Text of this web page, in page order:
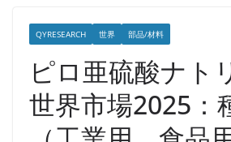
QYRESEARCH 世界 部品/材料
ピロ亜硫酸ナト
世界市場2025：